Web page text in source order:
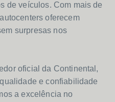
de veículos. Com mais de
oferecem
surpresas nos
oficial da Continental,
e confiabilidade
a excelência no